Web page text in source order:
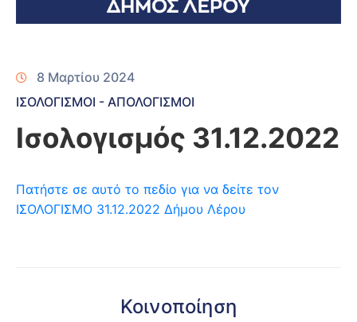
8 Μαρτίου 2024
ΙΣΟΛΟΓΙΣΜΟΙ - ΑΠΟΛΟΓΙΣΜΟΙ
Ισολογισμός 31.12.2022
Πατήστε σε αυτό το πεδίο για να δείτε τον
ΙΣΟΛΟΓΙΣΜΟ 31.12.2022 Δήμου Λέρου
Κοινοποίηση